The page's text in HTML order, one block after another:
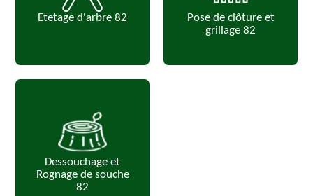
Etetage d'arbre 82
Pose de clôture et
grillage 82
Dessouchage et
Rognage de souche
82